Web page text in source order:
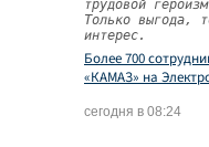
трудовой
Только выгода,
интерес.
Более 700
«КАМАЗ» на
сегодня в 08:24